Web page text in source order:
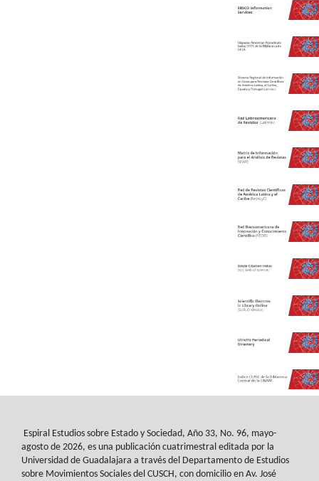
Espiral Estudios sobre Estado y Sociedad, Año 33, No. 96, mayo-
agosto de 2026, es una publicación cuatrimestral editada por la
Universidad de Guadalajara a través del Departamento de Estudios
sobre Movimientos Sociales del CUSCH, con domicilio en Av. José